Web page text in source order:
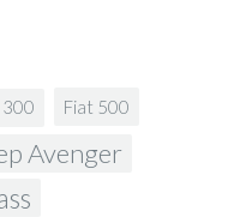
300 Fiat 500
Avenger